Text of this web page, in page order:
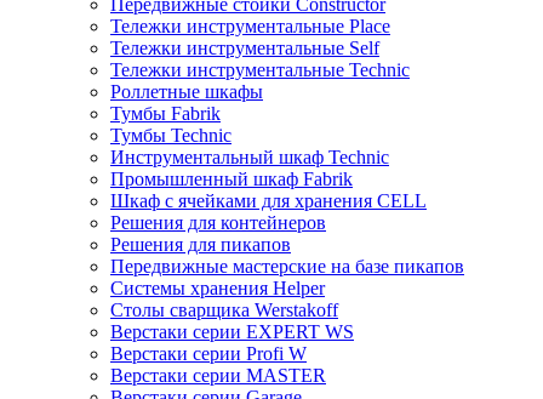
Передвижные стойки Constructor
Тележки инструментальные Place
Тележки инструментальные Self
Тележки инструментальные Technic
Роллетные шкафы
Тумбы Fabrik
Тумбы Technic
Инструментальный шкаф Technic
Промышленный шкаф Fabrik
Шкаф с ячейками для хранения CELL
Решения для контейнеров
Решения для пикапов
Передвижные мастерские на базе пикапов
Системы хранения Helper
Столы сварщика Werstakoff
Верстаки серии EXPERT WS
Верстаки серии Profi W
Верстаки серии MASTER